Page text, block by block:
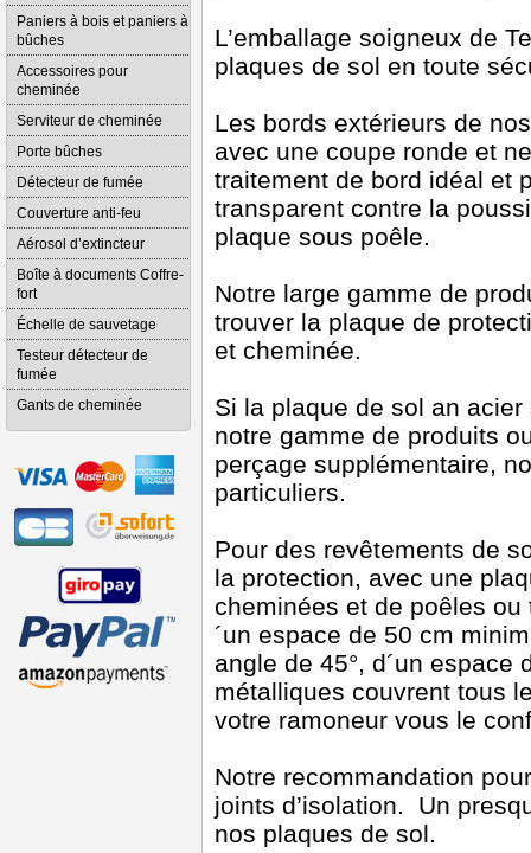
L’emballage soigneux de
plaques de sol en toute
Les bords extérieurs de
avec une coupe ronde et
traitement de bord idéal et
transparent contre la
plaque sous poêle.
Notre large gamme de
trouver la plaque de
et cheminée.
Si la plaque de sol an
notre gamme de produits
perçage supplémentaire,
particuliers.
Pour des revêtements de
la protection, avec une
cheminées et de poêles
´un espace de 50 cm
angle de 45°, d´un
métalliques couvrent tous
votre ramoneur vous le
Notre recommandation
joints d’isolation. Un
nos plaques de sol.
Paniers à bois et paniers à
bûches
Accessoires pour
cheminée
Serviteur de cheminée
Porte bûches
Détecteur de fumée
Couverture anti-feu
Aérosol d’extincteur
Boîte à documents Coffre-
fort
Échelle de sauvetage
Testeur détecteur de
fumée
Gants de cheminée